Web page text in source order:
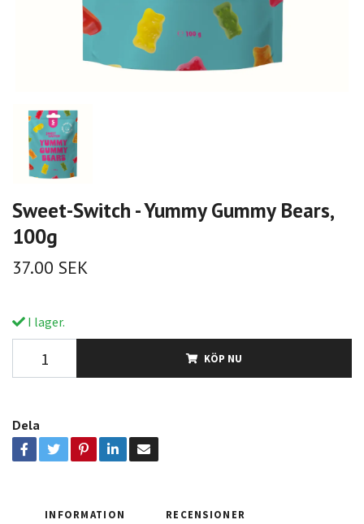
Sweet-Switch - Yummy Gummy Bears,
100g
37.00 SEK
I lager.
KÖP NU
Dela
INFORMATION RECENSIONER